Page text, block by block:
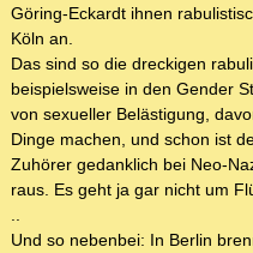
Göring-Eckardt ihnen
Köln an.
Das sind so die dreckigen
beispielsweise in den Gender
von sexueller Belästigung,
Dinge machen, und schon ist
Zuhörer gedanklich bei Neo-
raus. Es geht ja gar nicht um
..
Und so nebenbei: In Berlin